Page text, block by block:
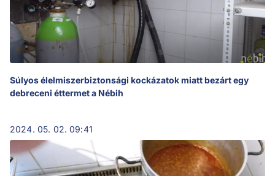
Súlyos élelmiszerbiztonsági kockázatok miatt bezárt egy
debreceni éttermet a Nébih
2024. 05. 02. 09:41